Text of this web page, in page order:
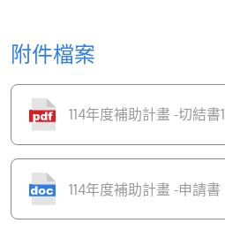
附件檔案
114年度補助計畫 -切結書1
114年度補助計畫 -申請書